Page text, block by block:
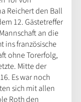
Reichert den Ball
12. Gästetreffer
an die
ins französische
ohne Torerfolg,
Mitte der
Es war noch
sich mit allen
Roth den